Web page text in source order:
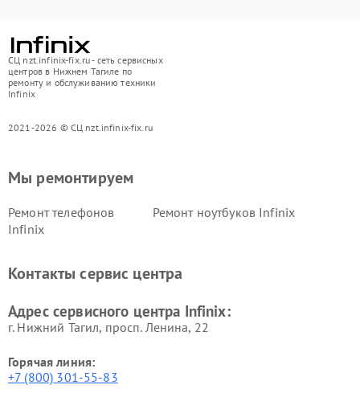
СЦ nzt.infinix-fix.ru - сеть сервисных
центров в Нижнем Тагиле по
ремонту и обслуживанию техники
Infinix
2021-2026 © СЦ nzt.infinix-fix.ru
Мы ремонтируем
Ремонт телефонов
Infinix
Ремонт ноутбуков Infinix
Контакты сервис центра
Адрес сервисного центра Infinix:
г. Нижний Тагил, просп. Ленина, 22
Горячая линия:
+7 (800) 301-55-83